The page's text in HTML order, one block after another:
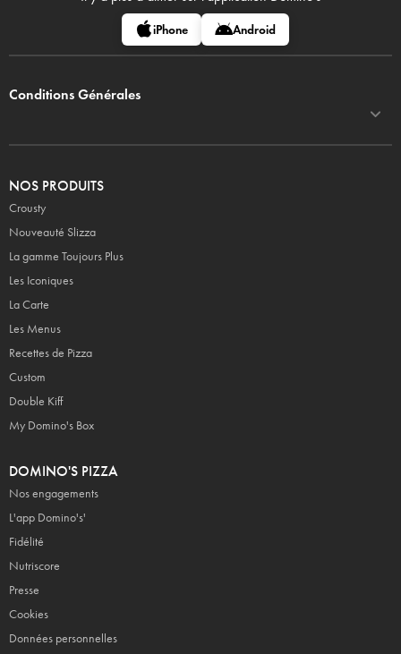
iPhone Android
Conditions Générales
NOS PRODUITS
Crousty
Nouveauté Slizza
La gamme Toujours Plus
Les Iconiques
La Carte
Les Menus
Recettes de Pizza
Custom
Double Kiff
My Domino's Box
DOMINO'S PIZZA
Nos engagements
L'app Domino's'
Fidélité
Nutriscore
Presse
Cookies
Données personnelles